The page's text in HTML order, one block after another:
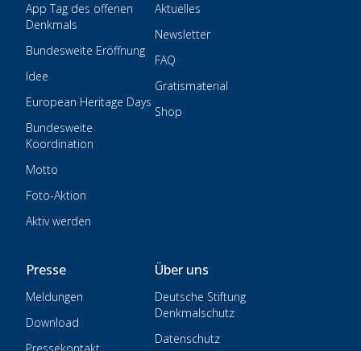
App Tag des offenen
Denkmals
Bundesweite Eröffnung
Idee
European Heritage Days
Bundesweite
Koordination
Motto
Foto-Aktion
Aktiv werden
Aktuelles
Newsletter
FAQ
Gratismaterial
Shop
Presse
Meldungen
Download
Über uns
Deutsche Stiftung
Denkmalschutz
Datenschutz